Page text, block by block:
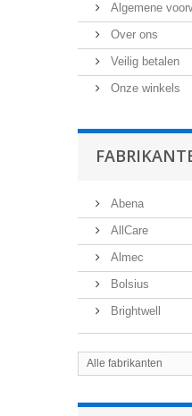
Algemene
Over ons
Veilig betalen
Onze winkels
Abena
AllCare
Almec
Bolsius
Brightwell
Alle fabrikanten